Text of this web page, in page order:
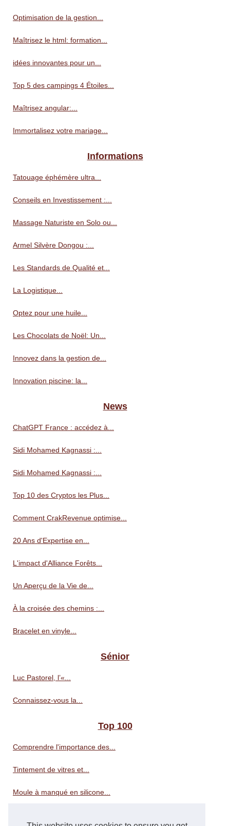
Optimisation de la gestion...
Maîtrisez le html: formation...
idées innovantes pour un...
Top 5 des campings 4 Étoiles...
Maîtrisez angular:...
Immortalisez votre mariage...
Informations
Tatouage éphémère ultra...
Conseils en Investissement :...
Massage Naturiste en Solo ou...
Armel Silvère Dongou :...
Les Standards de Qualité et...
La Logistique...
Optez pour une huile...
Les Chocolats de Noël: Un...
Innovez dans la gestion de...
Innovation piscine: la...
News
ChatGPT France : accédez à...
Sidi Mohamed Kagnassi :...
Sidi Mohamed Kagnassi :...
Top 10 des Cryptos les Plus...
Comment CrakRevenue optimise...
20 Ans d'Expertise en...
L'impact d'Alliance Forêts...
Un Aperçu de la Vie de...
À la croisée des chemins :...
Bracelet en vinyle...
Sénior
Luc Pastorel, l’«...
Connaissez-vous la...
Top 100
Comprendre l'importance des...
Tintement de vitres et...
Moule à manqué en silicone...